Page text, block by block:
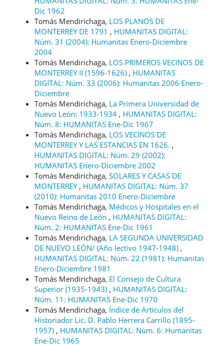
Dic 1962
Tomás Mendirichaga, LOS PLANOS DE
MONTERREY DE 1791 , HUMANITAS DIGITAL:
Núm. 31 (2004): Humanitas Enero-Diciembre
2004
Tomás Mendirichaga, LOS PRIMEROS VECINOS DE
MONTERREY II (1596-1626) , HUMANITAS
DIGITAL: Núm. 33 (2006): Humanitas 2006 Enero-
Diciembre
Tomás Mendirichaga, La Primera Universidad de
Nuevo León: 1933-1934 , HUMANITAS DIGITAL:
Núm. 8: HUMANITAS Ene-Dic 1967
Tomás Mendirichaga, LOS VECINOS DE
MONTERREY Y LAS ESTANCIAS EN 1626. ,
HUMANITAS DIGITAL: Núm. 29 (2002):
HUMANITAS Enero-Diciembre 2002
Tomás Mendirichaga, SOLARES Y CASAS DE
MONTERREY , HUMANITAS DIGITAL: Núm. 37
(2010): Humanitas 2010 Enero-Diciembre
Tomás Mendirichaga, Médicos y Hospitales en el
Nuevo Reino de León , HUMANITAS DIGITAL:
Núm. 2: HUMANITAS Ene-Dic 1961
Tomás Mendirichaga, LA SEGUNDA UNIVERSIDAD
DE NUEVO LEÓN/ (Año lectivo 1947-1948) ,
HUMANITAS DIGITAL: Núm. 22 (1981): Humanitas
Enero-Diciembre 1981
Tomás Mendirichaga, El Consejo de Cultura
Superior (1935-1943) , HUMANITAS DIGITAL:
Núm. 11: HUMANITAS Ene-Dic 1970
Tomás Mendirichaga, Índice de Artículos del
Historiador Lic. D. Pablo Herrera Carrillo (1895-
1957) , HUMANITAS DIGITAL: Núm. 6: Humanitas
Ene-Dic 1965